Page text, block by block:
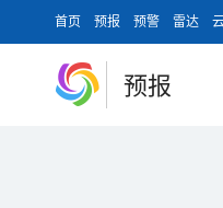
首页 预报 预警 雷达
预报